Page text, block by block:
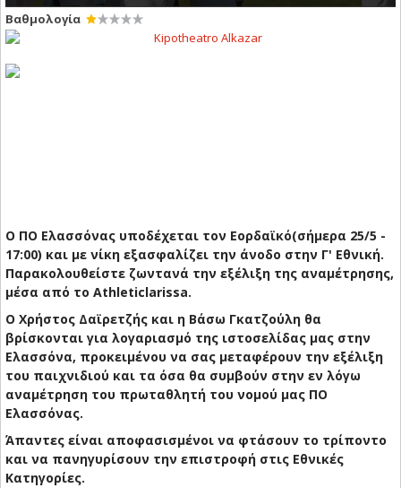
Βαθμολογία
Ο ΠΟ Ελασσόνας υποδέχεται τον Εορδαϊκό(σήμερα 25/5 -
17:00) και με νίκη εξασφαλίζει την άνοδο στην Γ' Εθνική.
Παρακολουθείστε ζωντανά την εξέλιξη της αναμέτρησης,
μέσα από το Αthleticlarissa.
Ο Χρήστος Δαϊρετζής και η Βάσω Γκατζούλη θα
βρίσκονται για λογαριασμό της ιστοσελίδας μας στην
Ελασσόνα, προκειμένου να σας μεταφέρουν την εξέλιξη
του παιχνιδιού και τα όσα θα συμβούν στην εν λόγω
αναμέτρηση του πρωταθλητή του νομού μας ΠΟ
Ελασσόνας.
Άπαντες είναι αποφασισμένοι να φτάσουν το τρίποντο
και να πανηγυρίσουν την επιστροφή στις Εθνικές
Κατηγορίες.